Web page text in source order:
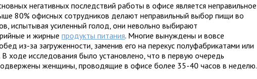
негативных последствий работы в офисе является неправильное
80% офисных сотрудников делают неправильный выбор пищи во
испытывая усиленный голод, они невольно выбирают
и жирныепродукты питания. Многие вынуждены и вовсе
из-за загруженности, заменив его на перекус полуфабрикатами или
ходе исследования было установлено, что в первую очередь
женщины, проводящие в офисе более 35-40 часов в неделю.